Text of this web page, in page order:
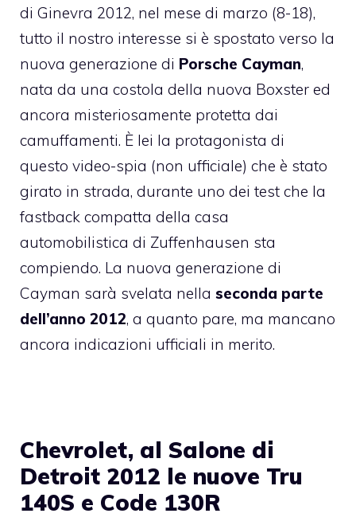
di Ginevra 2012, nel mese di marzo (8-18),
tutto il nostro interesse si è spostato verso la
nuova generazione di Porsche Cayman,
nata da una costola della nuova Boxster ed
ancora misteriosamente protetta dai
camuffamenti. È lei la protagonista di
questo video-spia (non ufficiale) che è stato
girato in strada, durante uno dei test che la
fastback compatta della casa
automobilistica di Zuffenhausen sta
compiendo. La nuova generazione di
Cayman sarà svelata nella seconda parte
dell’anno 2012, a quanto pare, ma mancano
ancora indicazioni ufficiali in merito.
Chevrolet, al Salone di
Detroit 2012 le nuove Tru
140S e Code 130R